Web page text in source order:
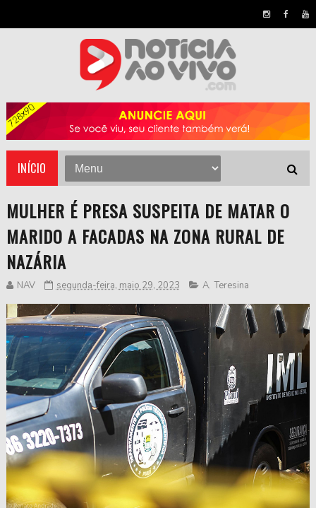
INÍCIO
MULHER É PRESA SUSPEITA DE MATAR O
MARIDO A FACADAS NA ZONA RURAL DE
NAZÁRIA
NAV segunda-feira, maio 29, 2023 A, Teresina